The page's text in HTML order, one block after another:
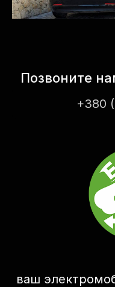
Позвоните
+380
ваш